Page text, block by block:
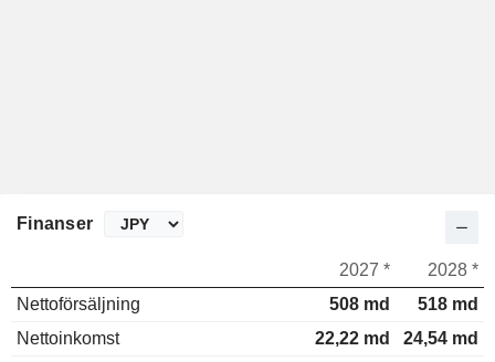
Finanser
2027 *
2028 *
Nettoförsäljning
508 md
518 md
Nettoinkomst
22,22 md
24,54 md